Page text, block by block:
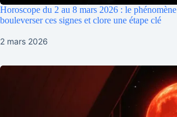
Horoscope du 2 au 8 mars 2026 : le
bouleverser ces signes et clore une étape clé
2 mars 2026